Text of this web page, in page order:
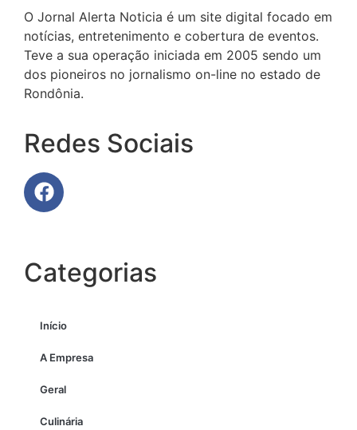
O Jornal Alerta Noticia é um site digital focado em
notícias, entretenimento e cobertura de eventos.
Teve a sua operação iniciada em 2005 sendo um
dos pioneiros no jornalismo on-line no estado de
Rondônia.
Redes Sociais
Categorias
Início
A Empresa
Geral
Culinária